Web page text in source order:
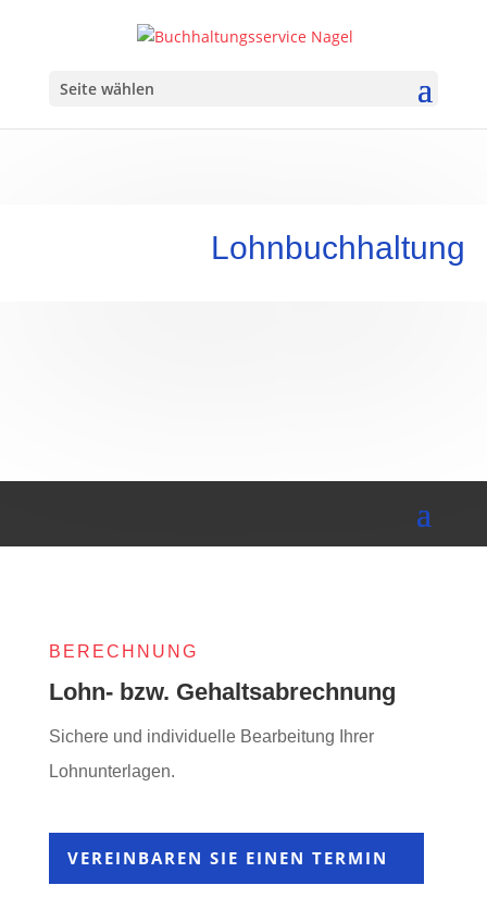
Seite wählen
Lohn­buchhaltung
BERECHNUNG
Lohn- bzw. Gehaltsabrechnung
Sichere und individuelle Bearbeitung Ihrer
Lohnunterlagen.
VEREINBAREN SIE EINEN TERMIN